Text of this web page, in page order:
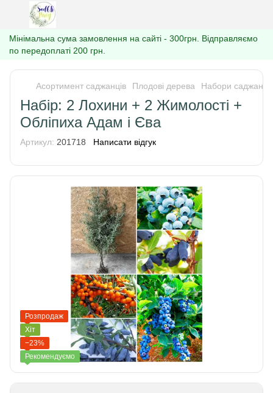
Мінімальна сума замовлення на сайті - 300грн. Відправляємо
по передоплаті 200 грн.
Асортимент саджанців Плодові дерева Набори
Набір: 2 Лохини + 2 Жимолості +
Обліпиха Адам і Єва
Артикул: 201718 Написати відгук
Розпродаж
Хіт
−23%
Рекомендуємо